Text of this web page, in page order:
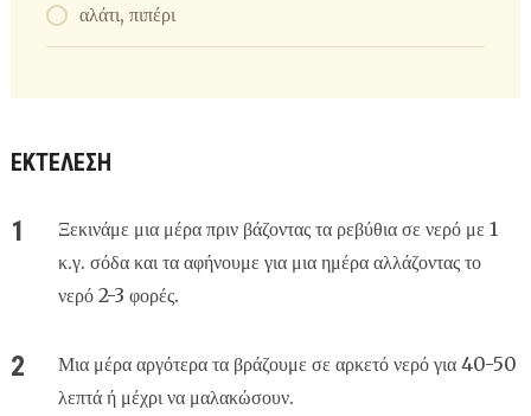
αλάτι, πιπέρι
ΕΚΤΕΛΕΣΗ
Ξεκινάμε μια μέρα πριν βάζοντας τα ρεβύθια σε νερό με 1
κ.γ. σόδα και τα αφήνουμε για μια ημέρα αλλάζοντας το
νερό 2-3 φορές.
Μια μέρα αργότερα τα βράζουμε σε αρκετό νερό για 40-50
λεπτά ή μέχρι να μαλακώσουν.